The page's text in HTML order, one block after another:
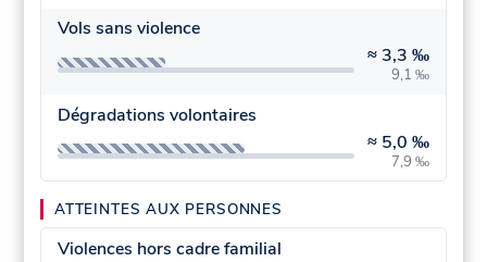
Vols sans violence
≈ 3,3 ‰
9,1 ‰
Dégradations volontaires
≈ 5,0 ‰
7,9 ‰
ATTEINTES AUX PERSONNES
Violences hors cadre familial